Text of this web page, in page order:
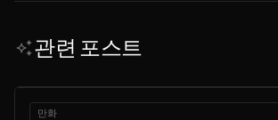
auto_awesome관련 포스트
만화